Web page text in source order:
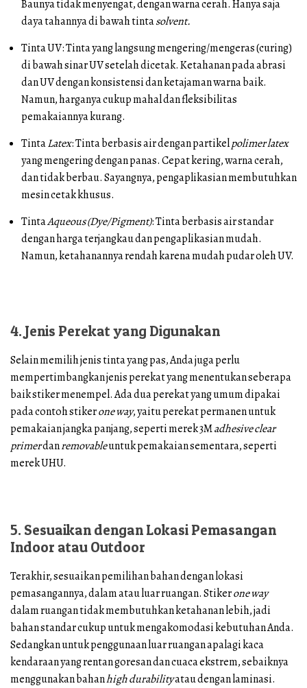
Baunya tidak menyengat, dengan warna cerah. Hanya saja
daya tahannya di bawah tintasolvent.
Tinta UV: Tinta yang langsung mengering/mengeras (curing)
di bawah sinar UV setelah dicetak. Ketahanan pada abrasi
dan UV dengan konsistensi dan ketajaman warna baik.
Namun, harganya cukup mahal dan fleksibilitas
pemakaiannya kurang.
TintaLatex: Tinta berbasis air dengan partikelpolimer latex
yang mengering dengan panas. Cepat kering, warna cerah,
dan tidak berbau. Sayangnya, pengaplikasian membutuhkan
mesin cetak khusus.
TintaAqueous (Dye/Pigment): Tinta berbasis air standar
dengan harga terjangkau dan pengaplikasian mudah.
Namun, ketahanannya rendah karena mudah pudar oleh UV.
4. Jenis Perekat yang Digunakan
Selain memilih jenis tinta yang pas, Anda juga perlu
mempertimbangkan jenis perekat yang menentukan seberapa
baik stiker menempel. Ada dua perekat yang umum dipakai
pada contoh stikerone way, yaitu perekat permanen untuk
pemakaian jangka panjang, seperti merek 3Madhesive clear
primerdanremovableuntuk pemakaian sementara, seperti
merek UHU.
5. Sesuaikan dengan Lokasi Pemasangan
Indoor atau Outdoor
Terakhir, sesuaikan pemilihan bahan dengan lokasi
pemasangannya, dalam atau luar ruangan. Stikerone way
dalam ruangan tidak membutuhkan ketahanan lebih, jadi
bahan standar cukup untuk mengakomodasi kebutuhan Anda.
Sedangkan untuk penggunaan luar ruangan apalagi kaca
kendaraan yang rentan goresan dan cuaca ekstrem, sebaiknya
menggunakan bahanhigh durabilityatau dengan laminasi.